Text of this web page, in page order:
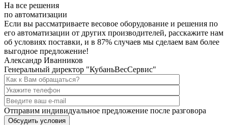
На все решения
по автоматизации
Если вы рассматриваете весовое оборудование и решения по
его автоматизации от других производителей, расскажите нам
об условиях поставки, и в 87% случаев мы сделаем вам более
выгодное предложение!
Александр Иванников
Генеральный директор "КубаньВесСервис"
Отправим индивидуальное предложение после разговора
Обсудить условия